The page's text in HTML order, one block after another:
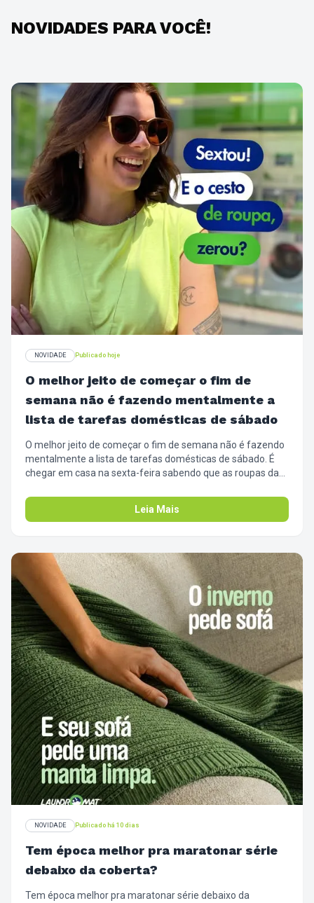
NOVIDADES PARA VOCÊ!
NOVIDADE Publicado hoje
O melhor jeito de começar o fim de
semana não é fazendo mentalmente a
lista de tarefas domésticas de sábado
O melhor jeito de começar o fim de semana não é fazendo
mentalmente a lista de tarefas domésticas de sábado. É
chegar em casa na sexta-feira sabendo que as roupas da
Passa aqui na volta do trabalho, usa essa 1 horinha com a
gente pra ler um livro, ouvir um podcast ou só não pensar
Leia Mais
NOVIDADE Publicado há 10 dias
Tem época melhor pra maratonar série
debaixo da coberta?
Tem época melhor pra maratonar série debaixo da